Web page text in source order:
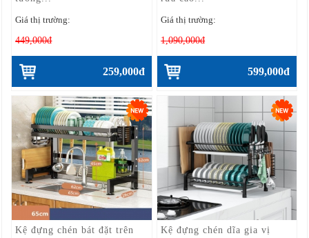
Giá thị trường:
449,000đ
259,000đ
Giá thị trường:
1,090,000đ
599,000đ
Kệ đựng chén bát đặt trên
Kệ đựng chén dĩa gia vị